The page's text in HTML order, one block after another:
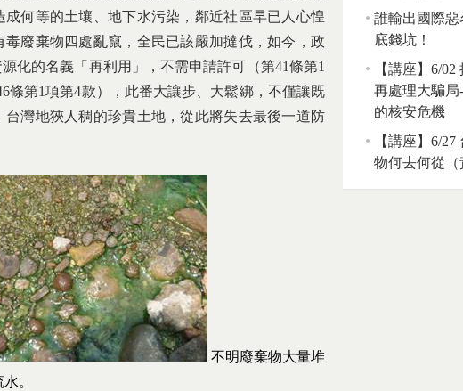
何等的土壤、地下水污染，鄰近社區早已人心惶
廢棄物四處亂竄，全民已該嚴加撻伐，如今，政
化的名義「再利用」，不需申請許可（第41條第1
條第1項第4款），此番大讓步、大鬆綁，不僅讓既
灣地狹人稠的珍貴土地，從此將失去最後一道防
不明廢棄物大量堆
。
誰輸出國際
底錢坑！
【講座】6/
再處理大騙
的核安危機
【講座】6/
物何去何從（